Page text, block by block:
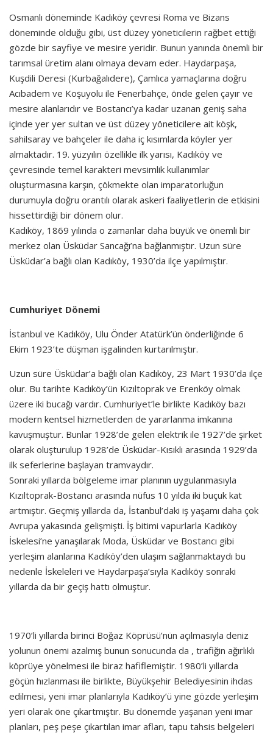
Osmanlı döneminde Kadıköy çevresi Roma ve Bizans
döneminde olduğu gibi, üst düzey yöneticilerin rağbet ettiği
gözde bir sayfiye ve mesire yeridir. Bunun yanında önemli bir
tarımsal üretim alanı olmaya devam eder. Haydarpaşa,
Kuşdili Deresi (Kurbağalıdere), Çamlıca yamaçlarına doğru
Acıbadem ve Koşuyolu ile Fenerbahçe, önde gelen çayır ve
mesire alanlarıdır ve Bostancı’ya kadar uzanan geniş saha
içinde yer yer sultan ve üst düzey yöneticilere ait köşk,
sahilsaray ve bahçeler ile daha iç kısımlarda köyler yer
almaktadır. 19. yüzyılın özellikle ilk yarısı, Kadıköy ve
çevresinde temel karakteri mevsimlik kullanımlar
oluşturmasına karşın, çökmekte olan imparatorluğun
durumuyla doğru orantılı olarak askeri faaliyetlerin de etkisini
hissettirdiği bir dönem olur.
Kadıköy, 1869 yılında o zamanlar daha büyük ve önemli bir
merkez olan Üsküdar Sancağı’na bağlanmıştır. Uzun süre
Üsküdar’a bağlı olan Kadıköy, 1930’da ilçe yapılmıştır.
Cumhuriyet Dönemi
İstanbul ve Kadıköy, Ulu Önder Atatürk’ün önderliğinde 6
Ekim 1923’te düşman işgalinden kurtarılmıştır.
Uzun süre Üsküdar’a bağlı olan Kadıköy, 23 Mart 1930’da ilçe
olur. Bu tarihte Kadıköy’ün Kızıltoprak ve Erenköy olmak
üzere iki bucağı vardır. Cumhuriyet’le birlikte Kadıköy bazı
modern kentsel hizmetlerden de yararlanma imkanına
kavuşmuştur. Bunlar 1928’de gelen elektrik ile 1927’de şirket
olarak oluşturulup 1928’de Üsküdar-Kısıklı arasında 1929’da
ilk seferlerine başlayan tramvaydır.
Sonraki yıllarda bölgeleme imar planının uygulanmasıyla
Kızıltoprak-Bostancı arasında nüfus 10 yılda iki buçuk kat
artmıştır. Geçmiş yıllarda da, İstanbul’daki iş yaşamı daha çok
Avrupa yakasında gelişmişti. İş bitimi vapurlarla Kadıköy
İskelesi’ne yanaşılarak Moda, Üsküdar ve Bostancı gibi
yerleşim alanlarına Kadıköy’den ulaşım sağlanmaktaydı bu
nedenle İskeleleri ve Haydarpaşa’sıyla Kadıköy sonraki
yıllarda da bir geçiş hattı olmuştur.
1970’li yıllarda birinci Boğaz Köprüsü’nün açılmasıyla deniz
yolunun önemi azalmış bunun sonucunda da , trafiğin ağırlıklı
köprüye yönelmesi ile biraz hafiflemiştir. 1980’li yıllarda
göçün hızlanması ile birlikte, Büyükşehir Belediyesinin ihdas
edilmesi, yeni imar planlarıyla Kadıköy’ü yine gözde yerleşim
yeri olarak öne çıkartmıştır. Bu dönemde yaşanan yeni imar
planları, peş peşe çıkartılan imar afları, tapu tahsis belgeleri